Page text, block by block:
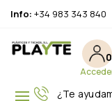
Info: +34 983 343 840
¿Te